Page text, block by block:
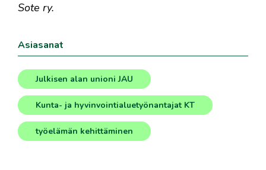
Sote ry.
Asiasanat
Julkisen alan unioni JAU
, Kunta- ja hyvinvointialuetyönantajat KT
, työelämän kehittäminen